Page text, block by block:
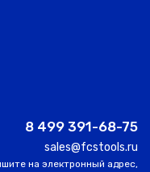
8 499 391-68-75
sales@fcstools.ru
на электронный адрес,